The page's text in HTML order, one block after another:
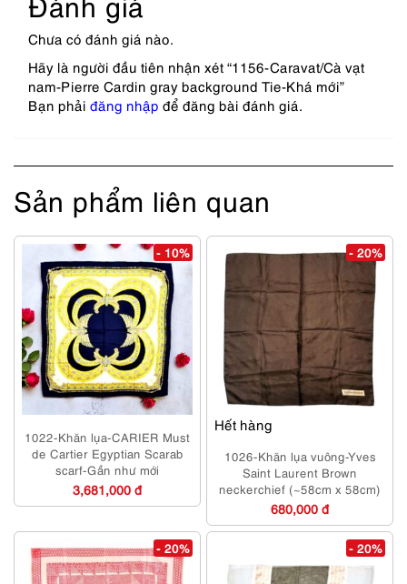
Chưa có đánh giá nào.
Hãy là người đầu tiên nhận xét “1156-Caravat/Cà vạt
nam-Pierre Cardin gray background Tie-Khá mới”
Bạn phải đăng nhập để đăng bài đánh giá.
Sản phẩm liên quan
- 10%
1022-Khăn lụa-CARIER Must
de Cartier Egyptian Scarab
scarf-Gần như mới
3,681,000 đ
Hết hàng
- 20%
1026-Khăn lụa vuông-Yves
Saint Laurent Brown
neckerchief (~58cm x 58cm)
680,000 đ
- 20% - 20%